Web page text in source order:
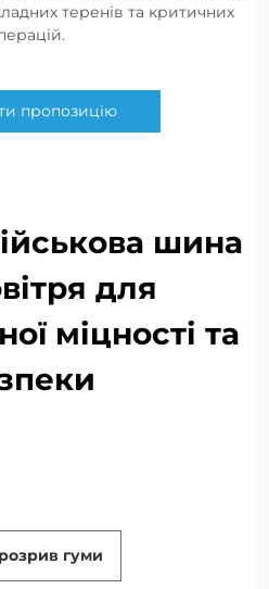
теренів та критичних
пропозицію
шина
для
міцності та
гуми